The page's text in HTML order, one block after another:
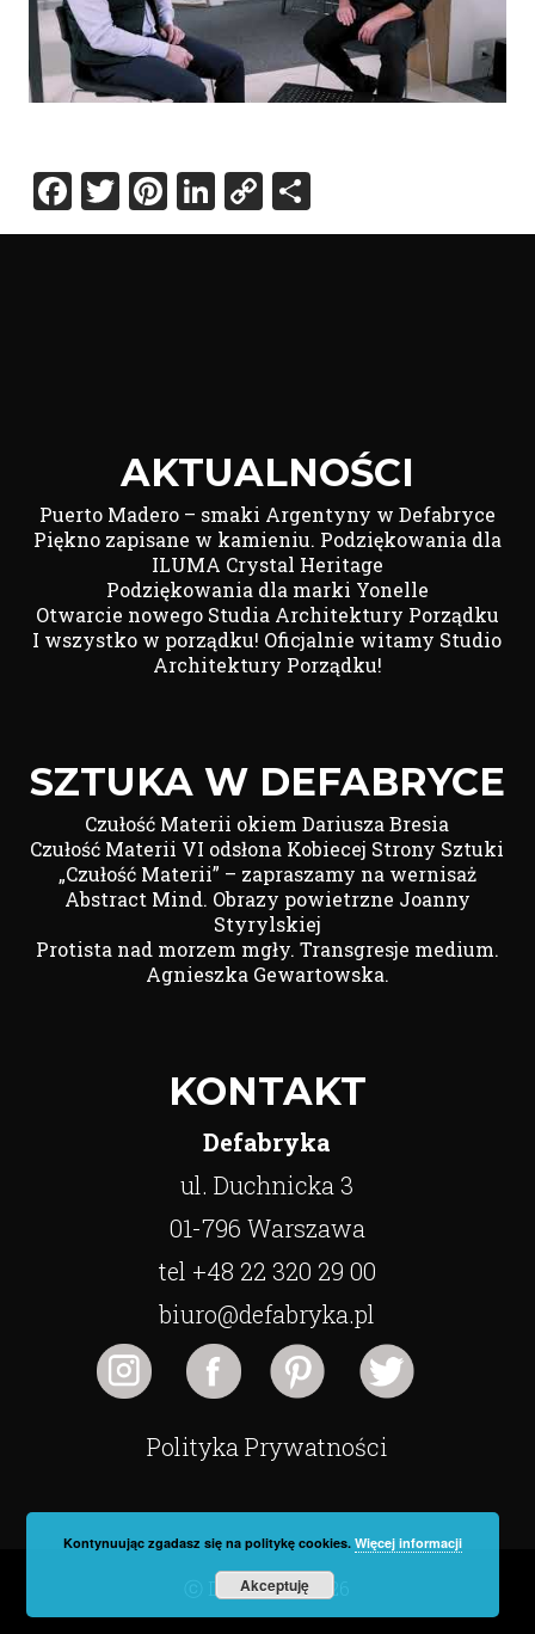
Facebook
Twitter
Pinterest
LinkedIn
Copy
Link
Share
AKTUALNOŚCI
Puerto Madero – smaki Argentyny w Defabryce
Piękno zapisane w kamieniu. Podziękowania dla
ILUMA Crystal Heritage
Podziękowania dla marki Yonelle
Otwarcie nowego Studia Architektury Porządku
I wszystko w porządku! Oficjalnie witamy Studio
Architektury Porządku!
SZTUKA W DEFABRYCE
Czułość Materii okiem Dariusza Bresia
Czułość Materii VI odsłona Kobiecej Strony Sztuki
„Czułość Materii” – zapraszamy na wernisaż
Abstract Mind. Obrazy powietrzne Joanny
Styrylskiej
Protista nad morzem mgły. Transgresje medium.
Agnieszka Gewartowska.
KONTAKT
Defabryka
ul. Duchnicka 3
01-796 Warszawa
tel +48 22 320 29 00
biuro@defabryka.pl
Polityka Prywatności
ⓒ Defabryka 2026
Kontynuując zgadasz się na politykę cookies.Więcej informacji
Akceptuję